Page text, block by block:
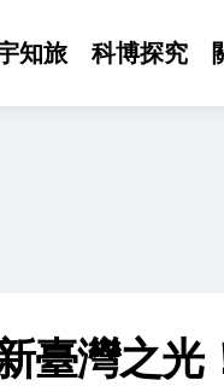
知旅 科博探究
臺灣之光